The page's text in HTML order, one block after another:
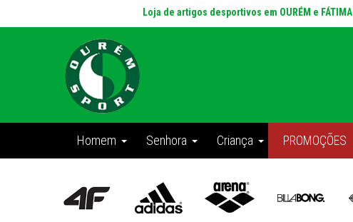
Loja de artigos desportivos em OURÉM e FÁTIMA
Homem Senhora Criança PROMOÇÕES